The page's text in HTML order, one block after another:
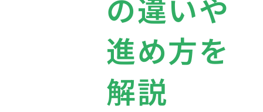
の違いや
進め方を
解説